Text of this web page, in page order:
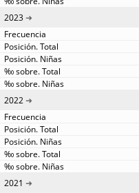
2023
2022
2021